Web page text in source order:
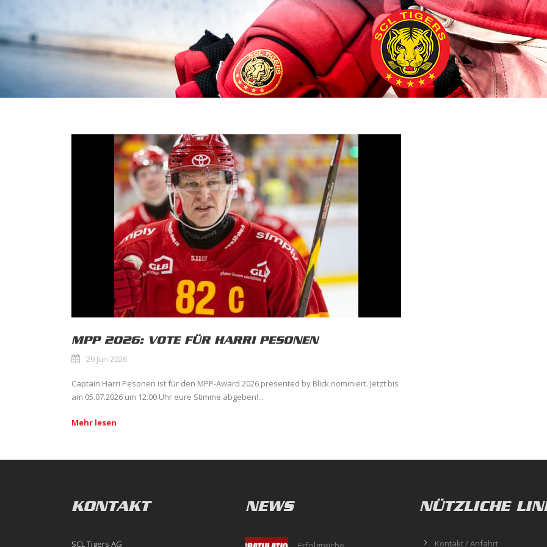
MPP 2026: VOTE FÜR HARRI PESONEN
29 Jun 2026
Captain Harri Pesonen ist für den MPP-Award 2026 presented by Blick nominiert. Jetzt bis
am 05.07.2026 um 12.00 Uhr eure Stimme abgeben!...
Mehr lesen
KONTAKT
SCL Tigers AG
NEWS NÜTZLICHE
Kontakt / Anfahrt